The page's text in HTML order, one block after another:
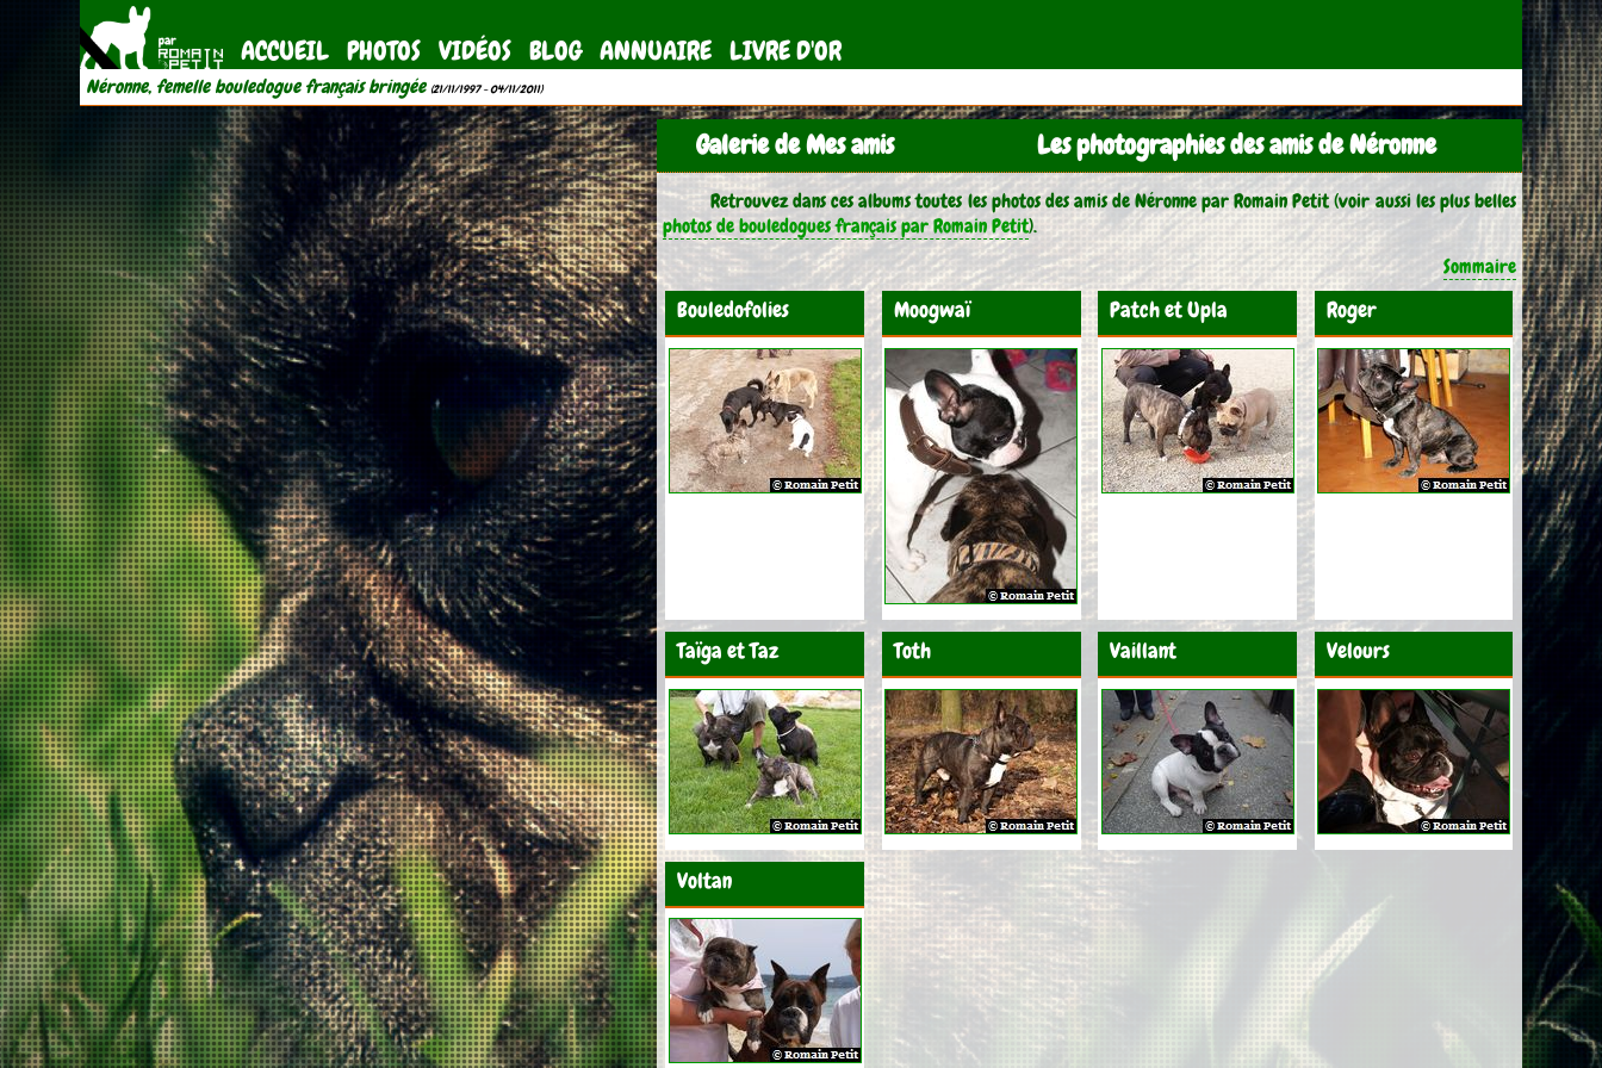
ACCUEIL PHOTOS VIDÉOS BLOG ANNUAIRE LIVRE D'OR
Néronne, femelle bouledogue français bringée (21/11/1997 - 04/11/2011)
Galerie de Mes amis Les photographies des amis de Néronne
Retrouvez dans ces albums toutes les photos des amis de Néronne par Romain Petit (voir aussi les plus belles
photos de bouledogues français par Romain Petit).
Sommaire
Bouledofolies Moogwaï Patch et Upla Roger
Taïga et Taz Toth Vaillant Velours
Voltan